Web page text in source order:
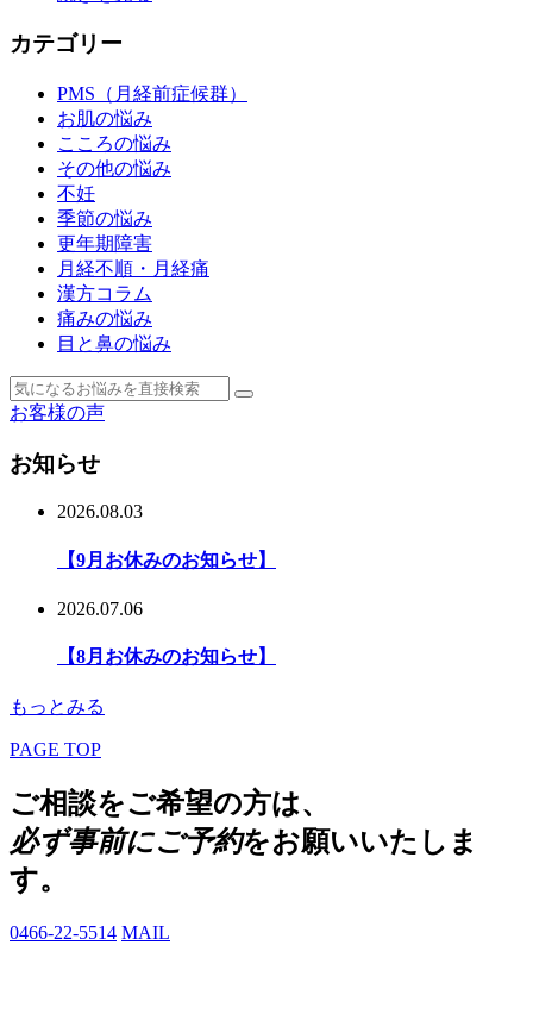
カテゴリー
PMS（月経前症候群）
お肌の悩み
こころの悩み
その他の悩み
不妊
季節の悩み
更年期障害
月経不順・月経痛
漢方コラム
痛みの悩み
目と鼻の悩み
お客様の声
お知らせ
2026.08.03
【9月お休みのお知らせ】
2026.07.06
【8月お休みのお知らせ】
もっとみる
PAGE TOP
ご相談をご希望の方は、
必ず事前にご予約をお願いいたしま
す。
0466-22-5514 MAIL